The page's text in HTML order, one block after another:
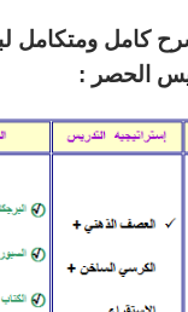
شرح كامل
الحصر :